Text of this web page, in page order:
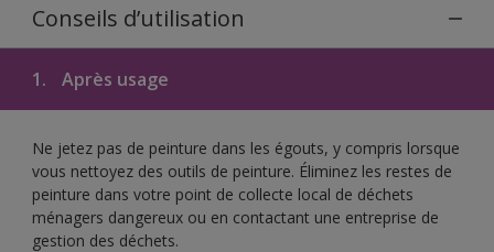
Conseils d’utilisation
1. Après usage
Ne jetez pas de peinture dans les égouts, y compris lorsque
vous nettoyez des outils de peinture. Éliminez les restes de
peinture dans votre point de collecte local de déchets
ménagers dangereux ou en contactant une entreprise de
gestion des déchets.